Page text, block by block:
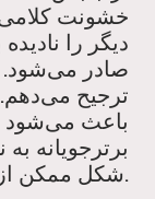
خشونت
دیگر را
صادر می‌شود.
ترجیح
باعث می‌شود
برترجویانه
شکل ممکن از وفاداری است.